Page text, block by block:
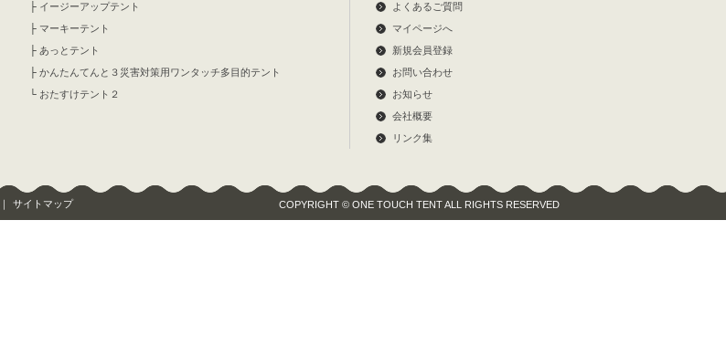
├ イージーアップテント
├ マーキーテント
├ あっとテント
├ かんたんてんと３災害対策用ワンタッチ多目的テント
└ おたすけテント２
よくあるご質問
マイページへ
新規会員登録
お問い合わせ
お知らせ
会社概要
リンク集
COPYRIGHT © ONE TOUCH TENT ALL RIGHTS RESERVED
｜ サイトマップ